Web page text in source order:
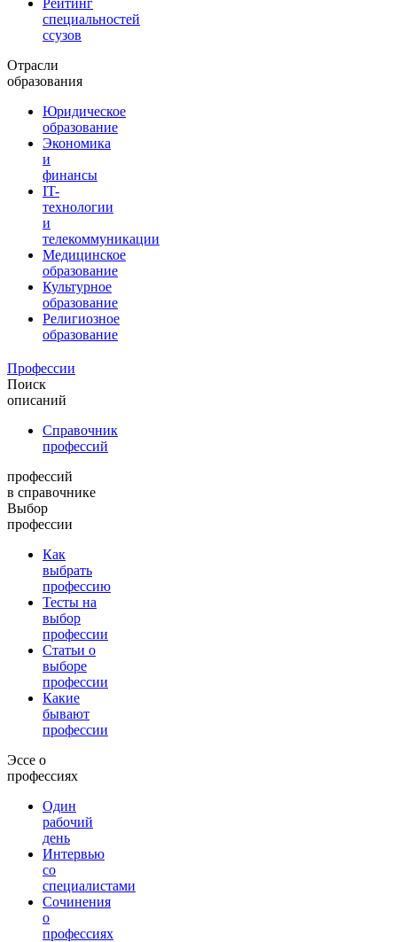
специальностей
ссузов
Отрасли
образования
Юридическое
образование
Экономика
и
финансы
IT-
технологии
и
телекоммуникации
Медицинское
образование
Культурное
образование
Религиозное
образование
Профессии
Поиск
описаний
Справочник
профессий
профессий
в справочнике
Выбор
профессии
Как
выбрать
профессию
Тесты на
выбор
профессии
Статьи о
выборе
профессии
Какие
бывают
профессии
Эссе о
профессиях
Один
рабочий
день
Интервью
со
специалистами
Сочинения
о
профессиях